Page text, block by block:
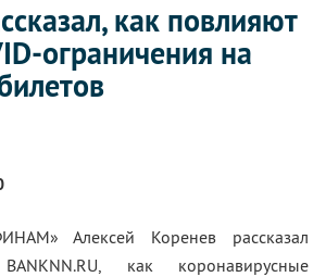
как повлияют
ограничения на
Алексей Коренев рассказал
BANKNN.RU, как коронавирусные